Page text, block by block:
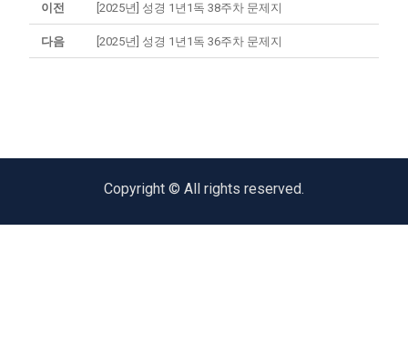
이전 [2025년] 성경 1년1독 38주차 문제지
다음 [2025년] 성경 1년1독 36주차 문제지
Copyright © All rights reserved.